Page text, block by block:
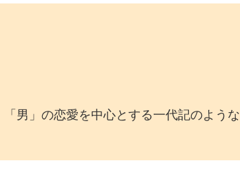
男」の恋愛を中心とする一代記のような